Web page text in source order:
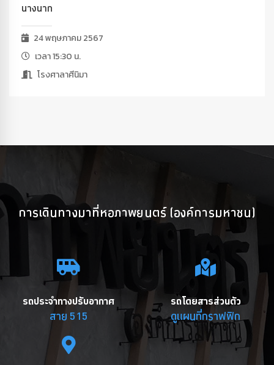
นางนาก
24 พฤษภาคม 2567
เวลา 15:30 น.
โรงศาลาศีนิมา
การเดินทางมาที่หอภาพยนตร์ (องค์การมหาชน)
รถประจำทางปรับอากาศ
สาย 515
รถโดยสารส่วนตัว
ดูแผนที่กราฟฟิก